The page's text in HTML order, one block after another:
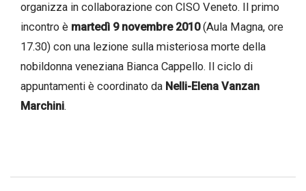
organizza in collaborazione con CISO Veneto. Il primo
incontro è martedì 9 novembre 2010(Aula Magna, ore
17.30) con una lezione sulla misteriosa morte della
nobildonna veneziana Bianca Cappello. Il ciclo di
appuntamenti è coordinato da Nelli-Elena Vanzan
Marchini.
personali in
accordo
con il
decreto
legislativo
196/03
avvenuta con